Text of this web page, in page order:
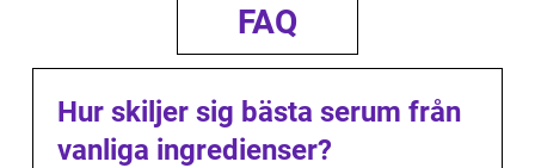
FAQ
Hur skiljer sig bästa serum från
vanliga ingredienser?